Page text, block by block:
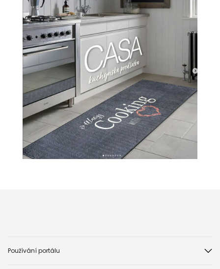
Používání portálu